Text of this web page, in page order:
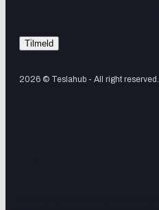
2026 © Teslahub - All right reserved.